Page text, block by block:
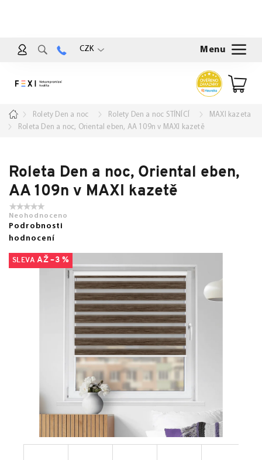
CZK
DomůRolety Den a noc Rolety Den a noc STÍNÍCÍ
MAXI kazeta
Roleta Den a noc, Oriental eben, AA 109n v MAXI kazetě
Roleta Den a noc, Oriental eben,
AA 109n v MAXI kazetě
Neohodnoceno
Podrobnosti
hodnocení
AŽ –3 %